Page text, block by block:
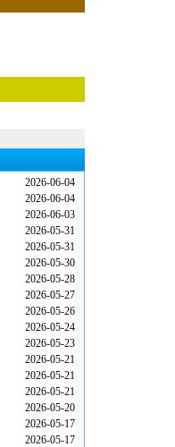
2026-06-04
2026-06-04
2026-06-03
2026-05-31
2026-05-31
2026-05-30
2026-05-28
2026-05-27
2026-05-26
2026-05-24
2026-05-23
2026-05-21
2026-05-21
2026-05-21
2026-05-20
2026-05-17
2026-05-17